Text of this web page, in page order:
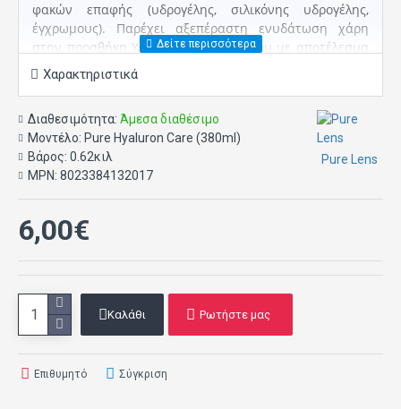
φακών επαφής (υδρογέλης, σιλικόνης υδρογέλης,
έγχρωμους). Παρέχει αξεπέραστη ενυδάτωση χάρη
στην προσθήκη Υαλουρονικού Νατρίου με αποτέλεσμα
την αυξημένη αίσθηση άνεσης κατά την χρήση των
φακών επαφής. Κάθε συσκευασία περιέχει μία
Συσκευασία των 380ml .
Pure Hyaluron Care: Το υγρό φροντίδας φακών
επαφής …που θα αγαπήσετε
Χαρακτηριστικά
Διαθεσιμότητα: Άμεσα διαθέσιμο
Μοντέλο: Pure Hyaluron Care (380ml)
Βάρος: 0.62κιλ
MPN: 8023384132017
Pure Lens
6,00€
Καλάθι Ρωτήστε μας
Επιθυμητό Σύγκριση